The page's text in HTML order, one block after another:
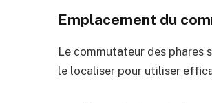
Emplacement du
Le commutateur des phares
le localiser pour utiliser